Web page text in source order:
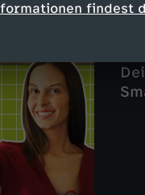
findest